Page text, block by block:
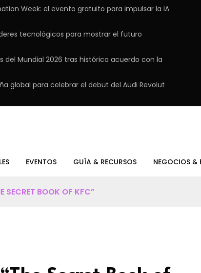
Week: el evento gratuito para impulsar la IA
tecnológicos para mostrar el futuro
del Mundial 2026 tras histórico acuerdo con la
global para celebrar el debut del Audi Revolut
EVENTOS GUÍA & RECURSOS NEGOCIOS &
SECRET BOOK OF KFC”